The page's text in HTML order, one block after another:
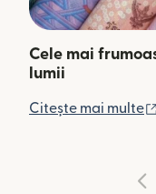
Cele mai
lumii
Citește mai multe